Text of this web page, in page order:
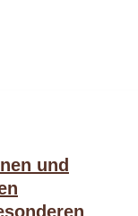
und